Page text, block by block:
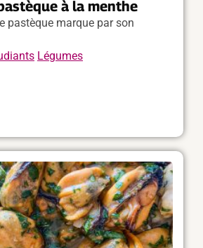
à la menthe
pastèque marque par son
Légumes